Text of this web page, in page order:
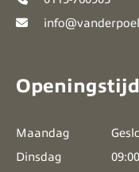
Maandag
Dinsdag